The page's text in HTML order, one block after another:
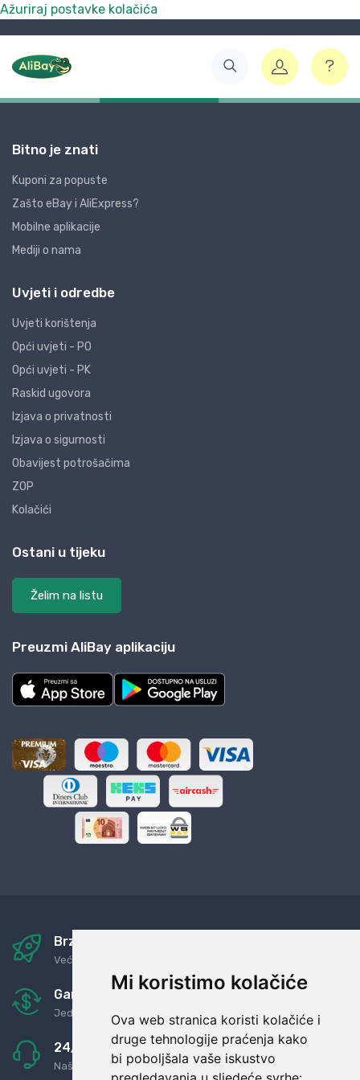
Mi koristimo kolačiće
Ova web stranica koristi kolačiće i
druge tehnologije praćenja kako
bi poboljšala vaše iskustvo
Ažuriraj postavke kolačića
Bitno je znati
Kuponi za popuste
Zašto eBay i AliExpress?
Mobilne aplikacije
Mediji o nama
Uvjeti i odredbe
Uvjeti korištenja
Opći uvjeti - PO
Opći uvjeti - PK
Raskid ugovora
Izjava o privatnosti
Izjava o sigurnosti
Obavijest potrošačima
ZOP
Kolačići
Ostani u tijeku
Želim na listu
Preuzmi AliBay aplikaciju
Brza i sigurna dostava
Već za nekoliko dana kod vas
Garancija u povrat novaca
Jednostavno pravilo: Roba za novac
24/7 odlična podrška
Naši agenti uvijek na raspolaganju